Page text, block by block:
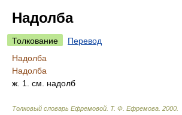
Надолба
Толкование
Перевод
Надолба
Надолба
ж. 1. см. надолб
Толковый словарь Ефремовой Т. Ф. Ефремова. 2000